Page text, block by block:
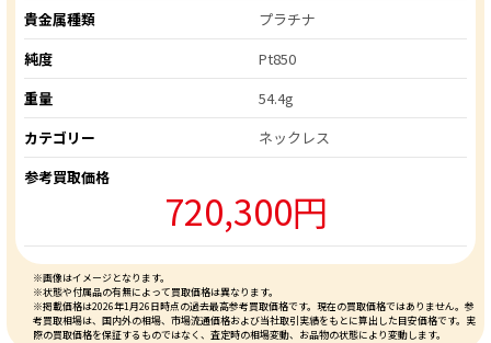
貴金属種類
プラチナ
純度
Pt850
重量
54.4g
カテゴリー
ネックレス
参考買取価格
720,300円
※画像はイメージとなります。
※状態や付属品の有無によって買取価格は異なります。
※掲載価格は2026年1月26日時点の過去最高参考買取価格です。現在の買取価格ではありません。参
考買取相場は、国内外の相場、市場流通価格および当社取引実績をもとに算出した目安価格です。実
際の買取価格を保証するものではなく、査定時の相場変動、お品物の状態により変動します。